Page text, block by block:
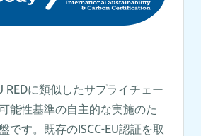
REDに類似したサプライチェー
能性基準の自主的な実施のた
です。既存のISCC-EU認証を取